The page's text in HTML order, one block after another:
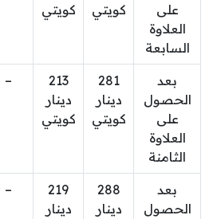
على
العلاوة
السابعة
كويتي
كويتي
بعد
الحصول
على
العلاوة
الثامنة
281
دينار
كويتي
213
دينار
كويتي
–
بعد
الحصول
288
دينار
219
دينار
–